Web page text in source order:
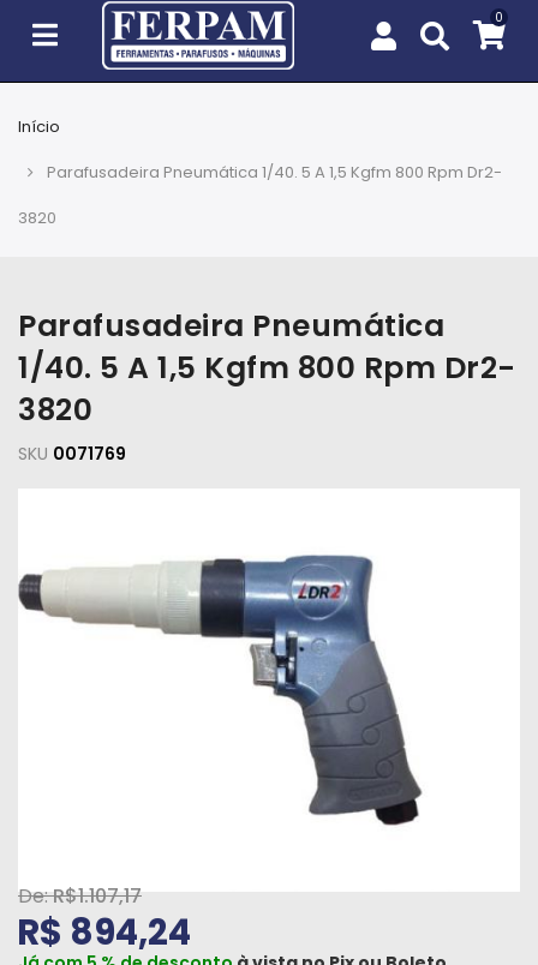
Casa
EPIs
Fixação
e
Iluminação
e
Pneumáticos
Início
Parafusadeira Pneumática 1/40. 5 A 1,5 Kgfm 800 Rpm Dr2-
3820
Parafusadeira Pneumática
1/40. 5 A 1,5 Kgfm 800 Rpm Dr2-
3820
SKU 0071769
R$1.107,17
R$ 894,24